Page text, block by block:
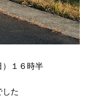
１６時半
た